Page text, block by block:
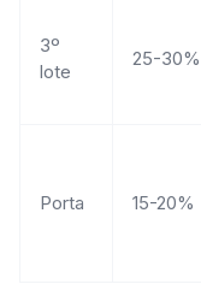
3º
lote
25-30%
Porta 15-20%